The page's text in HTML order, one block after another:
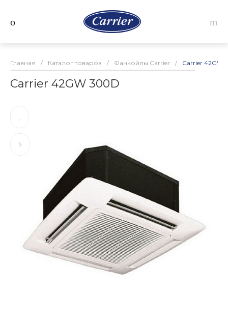
Главная / Каталог товаров / Фанкойлы Carrier / Carrier 42GW
Carrier 42GW 300D